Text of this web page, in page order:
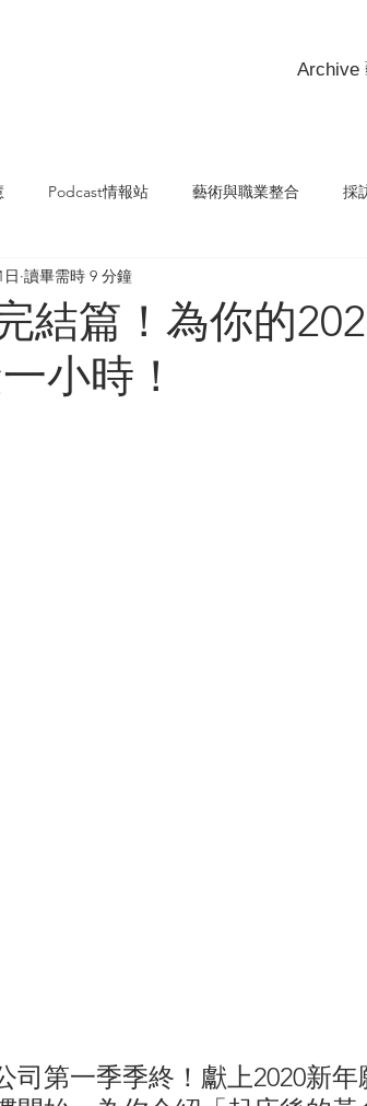
Archive
Podcast情報站 藝術與職業整合 採
結篇！為你的
小時！
日 讀畢需時 9 分鐘
司第一季季終！獻上2020新